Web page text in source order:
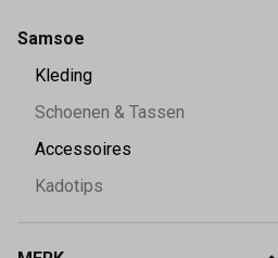
Maeve
Samsoe
Kleding
Schoenen & Tassen
Accessoires
Kadotips